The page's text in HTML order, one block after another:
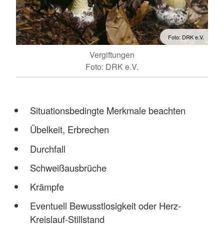
Foto: DRK e.V.
Vergiftungen
Foto: DRK e.V.
Situationsbedingte Merkmale beachten
Übelkeit, Erbrechen
Durchfall
Schweißausbrüche
Krämpfe
Eventuell Bewusstlosigkeit oder Herz-
Kreislauf-Stillstand